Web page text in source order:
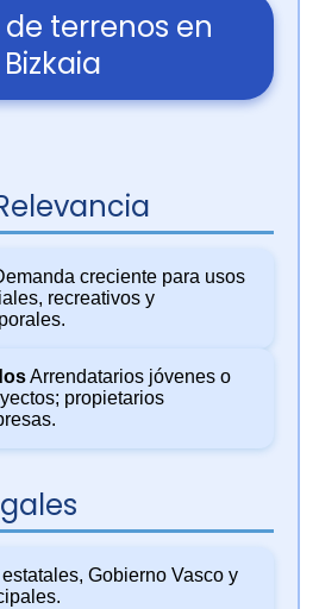
terrenos en
Bizkaia
creciente para usos
recreativos y
Arrendatarios jóvenes o
propietarios
estatales, Gobierno Vasco y